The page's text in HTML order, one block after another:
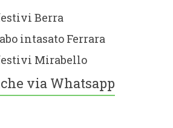
Berra
intasato Ferrara
Mirabello
via Whatsapp